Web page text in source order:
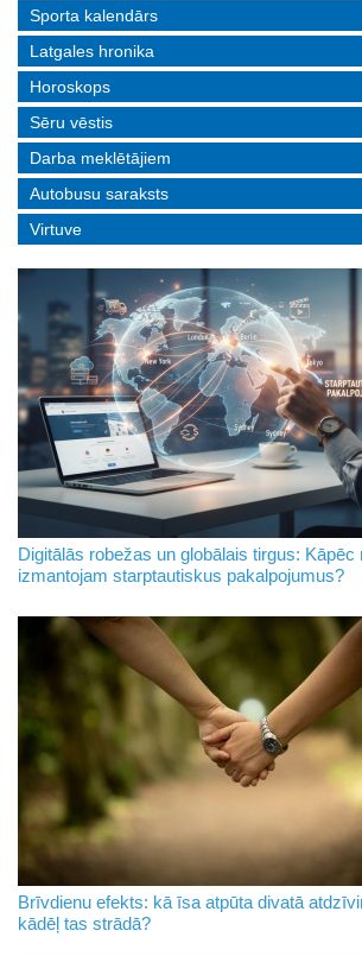
Sporta kalendārs
Latgales hronika
Horoskops
Sēru vēstis
Darba meklētājiem
Autobusu saraksts
Virtuve
Digitālās robežas un globālais tirgus:
izmantojam starptautiskus pakalpojumus?
Brīvdienu efekts: kā īsa atpūta divatā
kādēļ tas strādā?